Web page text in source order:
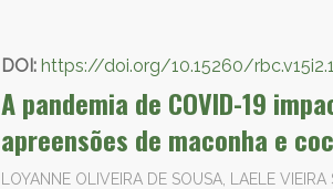
DOI: https://doi.org/10.15260/
A pandemia de COVID-19
apreensões de maconha e
LOYANNE OLIVEIRA DE SOUSA, LAELE